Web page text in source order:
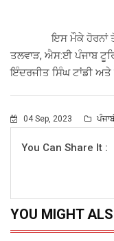
ਇਸ ਮੌਕੇ ਹੋਰਨਾਂ ਤੋਂ
ਤਲਵਾੜ, ਐਸ:ਈ ਪੰਜਾਬ
ਇੰਦਰਜੀਤ ਸਿੰਘ ਟਾਂਡੀ ਅਤੇ
04 Sep, 2023
You Can Share It :
YOU MIGHT